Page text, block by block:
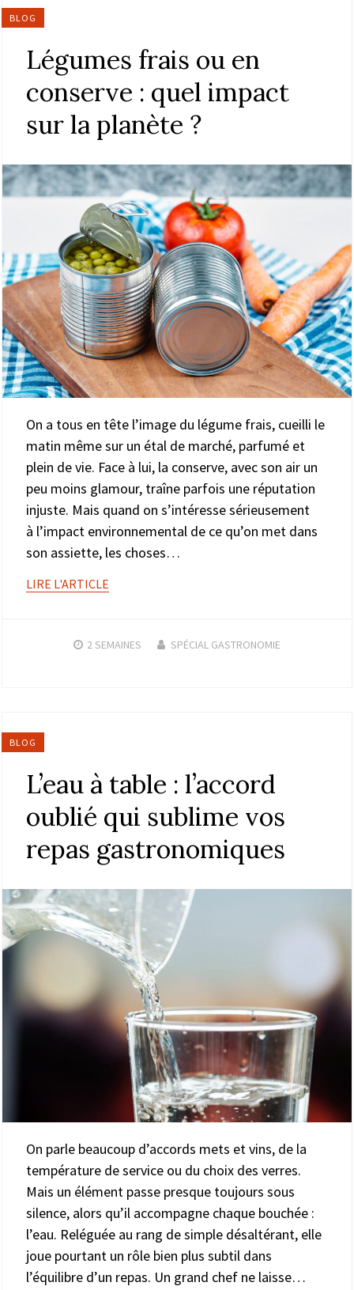
BLOG
Légumes frais ou en
conserve : quel impact
sur la planète ?
On a tous en tête l’image du légume frais, cueilli le
matin même sur un étal de marché, parfumé et
plein de vie. Face à lui, la conserve, avec son air un
peu moins glamour, traîne parfois une réputation
injuste. Mais quand on s’intéresse sérieusement
à l’impact environnemental de ce qu’on met dans
son assiette, les choses…
LIRE L'ARTICLE
2 SEMAINES SPÉCIAL GASTRONOMIE
BLOG
L’eau à table : l’accord
oublié qui sublime vos
repas gastronomiques
On parle beaucoup d’accords mets et vins, de la
température de service ou du choix des verres.
Mais un élément passe presque toujours sous
silence, alors qu’il accompagne chaque bouchée :
l’eau. Reléguée au rang de simple désaltérant, elle
joue pourtant un rôle bien plus subtil dans
l’équilibre d’un repas. Un grand chef ne laisse…